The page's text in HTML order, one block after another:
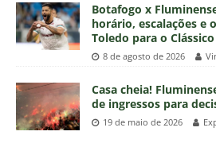
Botafogo x
horário, escalações e
Toledo para o
8 de agosto de 2026
Casa cheia!
de ingressos para
19 de maio de 2026